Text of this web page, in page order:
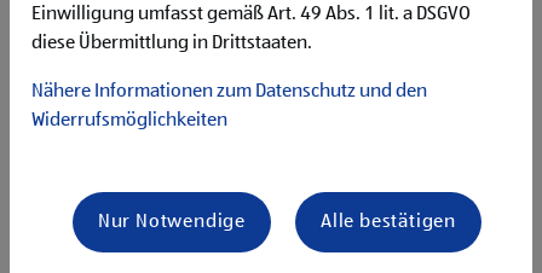
angenehme Einkaufsatmosphäre
zuverlässige und organisierte Arbeitsweise zur
Angebote, die mich überzeugen
vielseitiges Tätigkeitsfeld
umfangreiche Einarbeitung und individuelles
Onboarding
Einwilligung umfasst gemäß Art. 49 Abs. 1 lit. a DSGVO
diese Übermittlung in Drittstaaten.
Nähere Informationen zum Datenschutz und den
Widerrufsmöglichkeiten
Nur Notwendige Alle bestätigen